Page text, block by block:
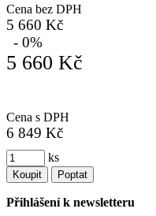
Cena bez DPH
5 660 Kč
- 0%
5 660 Kč
Cena s DPH
6 849 Kč
ks
Koupit Poptat
Přihlášení k newsletteru